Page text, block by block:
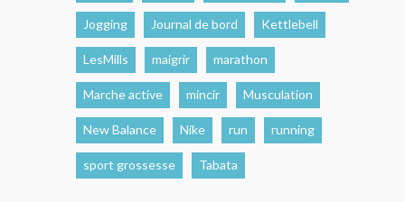
Jogging Journal de bord Kettlebell
LesMills maigrir marathon
Marche active mincir Musculation
New Balance Nike run running
sport grossesse Tabata